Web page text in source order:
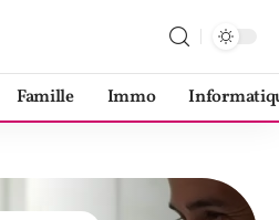
Famille Immo